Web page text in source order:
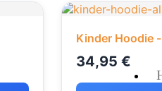
Kinder Hoodie
34,95 €